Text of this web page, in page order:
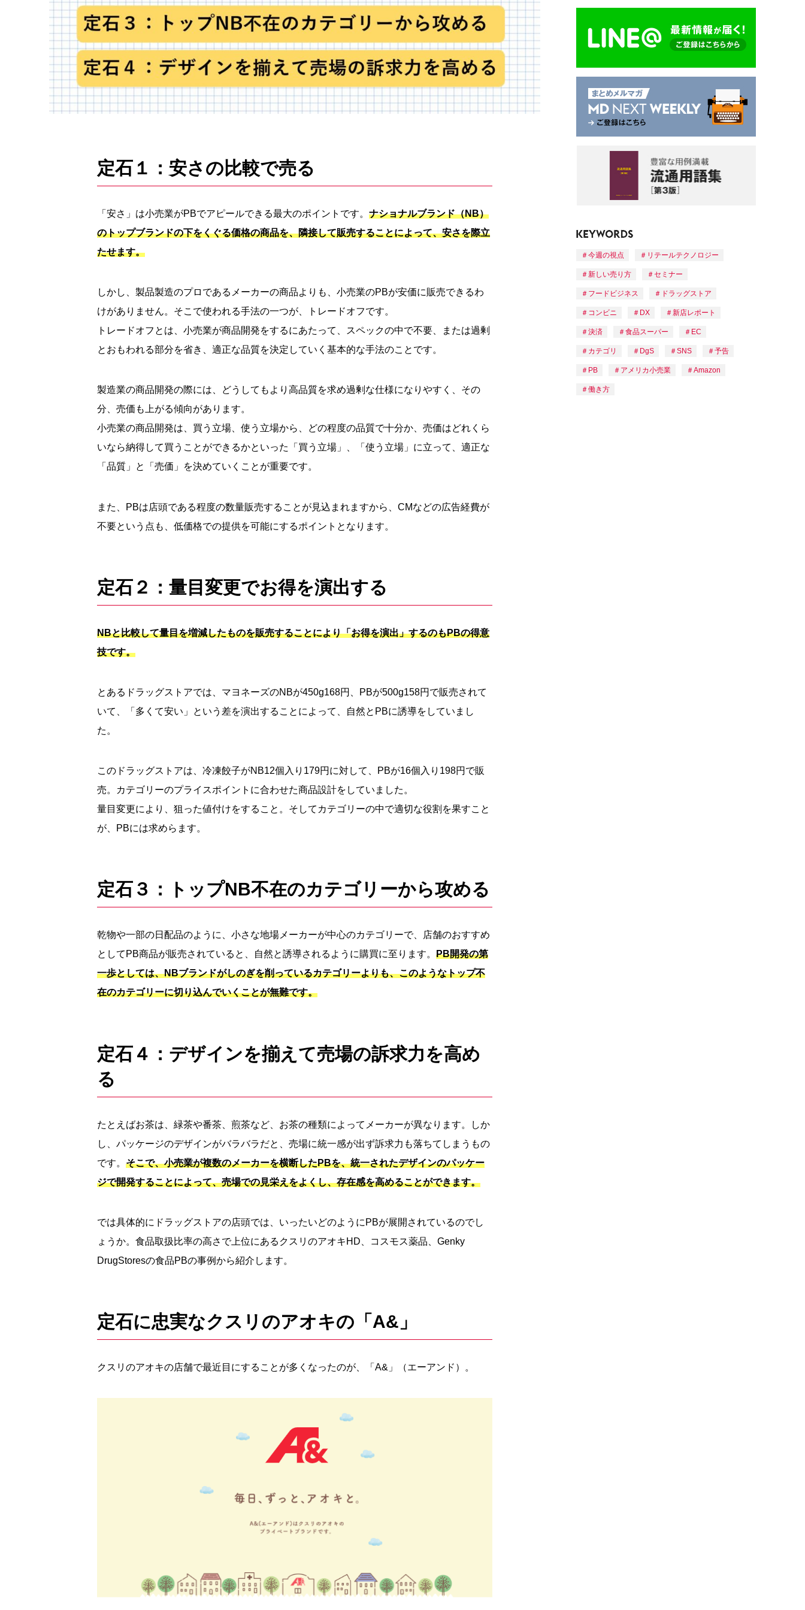
定石１：安さの比較で売る
「安さ」は小売業がPBでアピールできる最大のポイントです。 ナショナルブランド（NB）
のトップブランドの下をくぐる価格の商品を、隣接して販売することによって、安さを際立
たせます。
しかし、製品製造のプロであるメーカーの商品よりも、小売業のPBが安価に販売できるわ
けがありません。そこで使われる手法の一つが、トレードオフです。
トレードオフとは、小売業が商品開発をするにあたって、スペックの中で不要、または過剰
とおもわれる部分を省き、適正な品質を決定していく基本的な手法のことです。
製造業の商品開発の際には、どうしてもより高品質を求め過剰な仕様になりやすく、その
分、売価も上がる傾向があります。
小売業の商品開発は、買う立場、使う立場から、どの程度の品質で十分か、売価はどれくら
いなら納得して買うことができるかといった「買う立場」、「使う立場」に立って、適正な
「品質」と「売価」を決めていくことが重要です。
また、PBは店頭である程度の数量販売することが見込まれますから、CMなどの広告経費が
不要という点も、低価格での提供を可能にするポイントとなります。
定石２：量目変更でお得を演出する
NBと比較して量目を増減したものを販売することにより「お得を演出」するのもPBの得意
技です。
とあるドラッグストアでは、マヨネーズのNBが450g168円、PBが500g158円で販売されて
いて、「多くて安い」という差を演出することによって、自然とPBに誘導をしていまし
た。
このドラッグストアは、冷凍餃子がNB12個入り179円に対して、PBが16個入り198円で販
売。カテゴリーのプライスポイントに合わせた商品設計をしていました。
量目変更により、狙った値付けをすること。そしてカテゴリーの中で適切な役割を果すこと
が、PBには求めらます。
定石３：トップNB不在のカテゴリーから攻める
乾物や一部の日配品のように、小さな地場メーカーが中心のカテゴリーで、店舗のおすすめ
としてPB商品が販売されていると、自然と誘導されるように購買に至ります。 PB開発の第
一歩としては、NBブランドがしのぎを削っているカテゴリーよりも、このようなトップ不
在のカテゴリーに切り込んでいくことが無難です。
定石４：デザインを揃えて売場の訴求力を高め
る
たとえばお茶は、緑茶や番茶、煎茶など、お茶の種類によってメーカーが異なります。しか
し、パッケージのデザインがバラバラだと、売場に統一感が出ず訴求力も落ちてしまうもの
です。 そこで、小売業が複数のメーカーを横断したPBを、統一されたデザインのパッケー
ジで開発することによって、売場での見栄えをよくし、存在感を高めることができます。
では具体的にドラッグストアの店頭では、いったいどのようにPBが展開されているのでし
ょうか。食品取扱比率の高さで上位にあるクスリのアオキHD、コスモス薬品、Genky
DrugStoresの食品PBの事例から紹介します。
定石に忠実なクスリのアオキの「A&」
クスリのアオキの店舗で最近目にすることが多くなったのが、「A&」（エーアンド）。
今週の視点 リテールテクノロジー
新しい売り方 セミナー
フードビジネス ドラッグストア
コンビニ DX 新店レポート
決済 食品スーパー EC
カテゴリ DgS SNS 予告
PB アメリカ小売業 Amazon
働き方